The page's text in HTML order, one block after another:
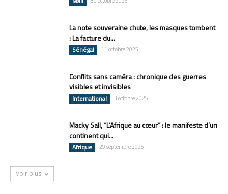
La note souveraine chute, les masques tombent
: La facture du...
Sénégal 11 octobre 2025
Conflits sans caméra : chronique des guerres
visibles et invisibles
International 3 octobre 2025
Macky Sall, “L’Afrique au cœur” : le manifeste d’un
continent qui...
Afrique 29 septembre 2025
Voir plus